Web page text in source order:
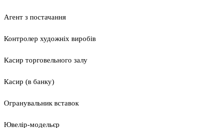
Агент з постачання
Контролер художніх виробів
Касир торговельного залу
Касир (в банку)
Огранувальник вставок
Ювелір-модельєр